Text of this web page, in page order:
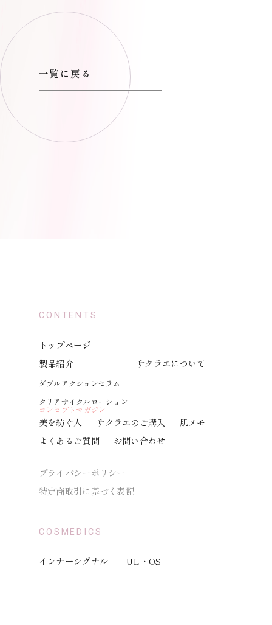
一覧に戻る
CONTENTS
トップページ
製品紹介
ダブルアクションセラム
クリアサイクルローション
サクラエについて
コンセプトマガジン
美を紡ぐ人 サクラエのご購入
肌メモ
よくあるご質問
お問い合わせ
プライバシーポリシー
特定商取引に基づく表記
COSMEDICS
インナーシグナル UL・OS